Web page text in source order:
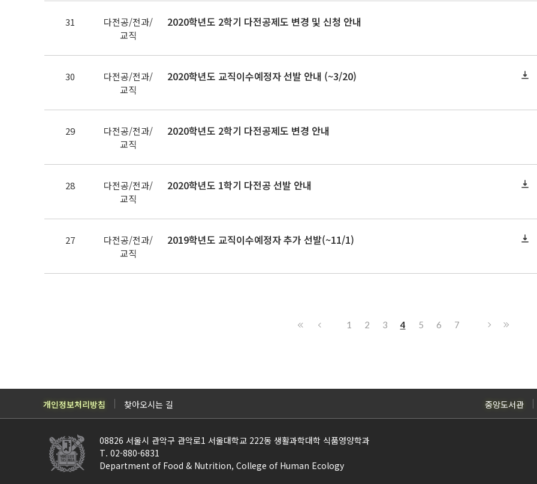
31
다전공/전과/
교직
2020학년도 2학기 다전공제도 변경 및 신청 안내
30
다전공/전과/
교직
2020학년도 교직이수예정자 선발 안내 (~3/20)
29
다전공/전과/
교직
2020학년도 2학기 다전공제도 변경 안내
28
다전공/전과/
교직
2020학년도 1학기 다전공 선발 안내
27
다전공/전과/
교직
2019학년도 교직이수예정자 추가 선발(~11/1)
1 2 3 4 5 6 7
개인정보처리방침 찾아오시는 길 중앙도서관
08826 서울시 관악구 관악로1 서울대학교 222동 생활과학대학 식품영양학과
T. 02-880-6831
Department of Food & Nutrition, College of Human Ecology